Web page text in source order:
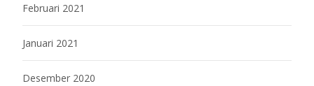
Februari 2021
Januari 2021
Desember 2020